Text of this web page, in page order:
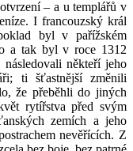
– a u templářů v
I francouzský král
byl v pařížském
a tak byl v roce 1312
někteří jeho
ti šťastnější změnili
že přeběhli do jiných
rytířstva před svým
zemích a jeho
nevěřících. Z